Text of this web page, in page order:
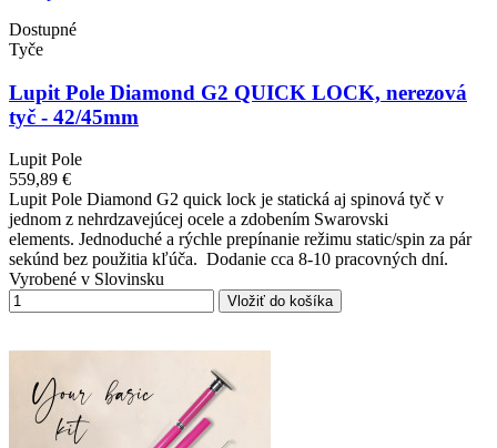
Dostupné
Tyče
Lupit Pole Diamond G2 QUICK LOCK, nerezová
tyč - 42/45mm
Lupit Pole
559,89 €
Lupit Pole Diamond G2 quick lock je statická aj spinová tyč v
jednom z nehrdzavejúcej ocele a zdobením Swarovski
elements. Jednoduché a rýchle prepínanie režimu static/spin za pár
sekúnd bez použitia kľúča. Dodanie cca 8-10 pracovných dní.
Vyrobené v Slovinsku
Vložiť do košíka